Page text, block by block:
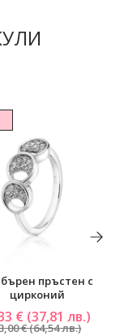
пръстен с
цирконий
€ (37,81 лв.)
€ (64,54 лв.)